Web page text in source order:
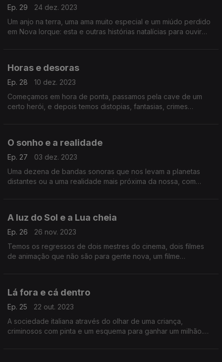
Ep. 29
24 dez. 2023
Um anjo na terra, uma ama muito especial e um miúdo perdido
em Nova Iorque: esta e outras histórias natalícias para ouvir
Horas e desoras
Ep. 28
10 dez. 2023
Começamos em hora de ponta, passamos pela cave de um
certo herói, e depois temos distopias, fantasias, crimes
O sonho e a realidade
Ep. 27
03 dez. 2023
Uma dezena de bandas sonoras que nos levam a planetas
distantes ou a uma realidade mais próxima da nossa, com
A luz do Sol e a Lua cheia
Ep. 26
26 nov. 2023
Temos os regressos de dois mestres do cinema, dois filmes
de animação que não são para gente nova, um filme
Lá fora e cá dentro
Ep. 25
22 out. 2023
A sociedade italiana através do olhar de uma criança,
criminosos com pinta e um esquema para ganhar um milhão.